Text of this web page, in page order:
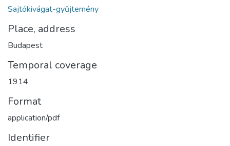
Sajtókivágat-gyűjtemény
Place, address
Budapest
Temporal coverage
1914
Format
application/pdf
Identifier